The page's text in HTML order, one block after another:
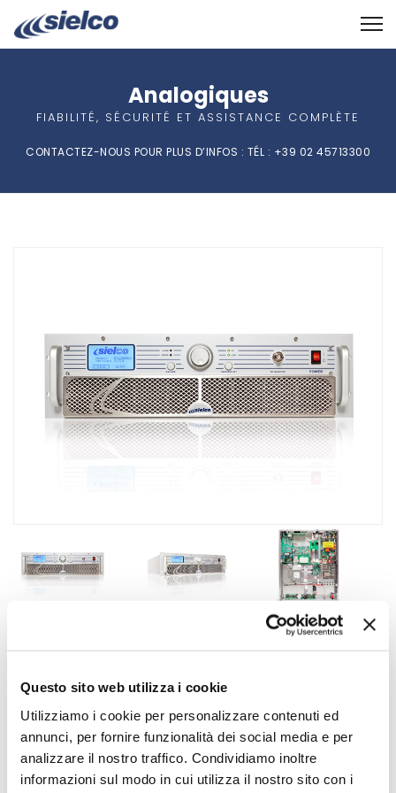
Questo sito web utilizza i cookie
Utilizziamo i cookie per personalizzare contenuti ed
annunci, per fornire funzionalità dei social media e per
analizzare il nostro traffico. Condividiamo inoltre
informazioni sul modo in cui utilizza il nostro sito con i
Analogiques
FIABILITÉ, SÉCURITÉ ET ASSISTANCE COMPLÈTE
CONTACTEZ-NOUS POUR PLUS D’INFOS : TÉL : +39 02 45713300
EXC2000GX
2kW transmitter • 7/16" connector • 33 kg • 483 x 133 x
585 mm